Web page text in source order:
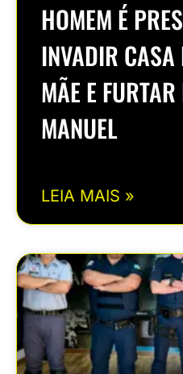
HOMEM É
INVADIR
MÃE E
MANUEL
LEIA MAIS »